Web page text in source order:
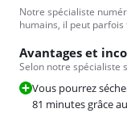
Notre spécialiste
humains, il peut
Avantages et
Selon notre spécialiste
Vous pourrez
81 minutes grâce